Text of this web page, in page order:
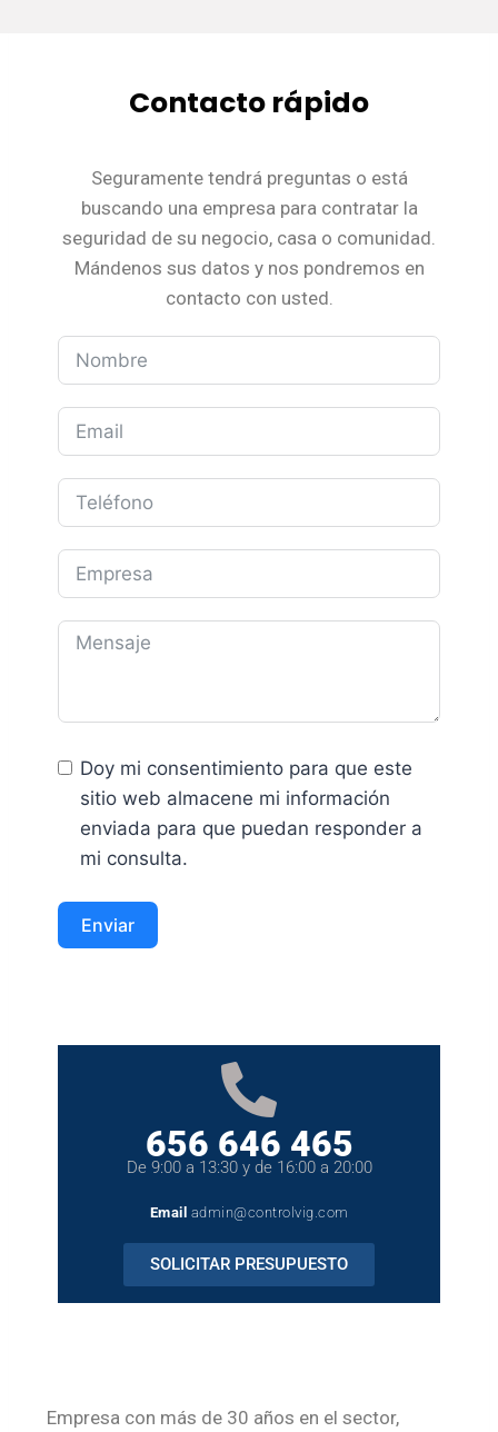
Contacto rápido
Seguramente tendrá preguntas o está
buscando una empresa para contratar la
seguridad de su negocio, casa o comunidad.
Mándenos sus datos y nos pondremos en
contacto con usted.
Doy mi consentimiento para que este
sitio web almacene mi información
enviada para que puedan responder a
mi consulta.
Enviar
656 646 465
De 9:00 a 13:30 y de 16:00 a 20:00
Email admin@controlvig.com
SOLICITAR PRESUPUESTO
Empresa con más de 30 años en el sector,